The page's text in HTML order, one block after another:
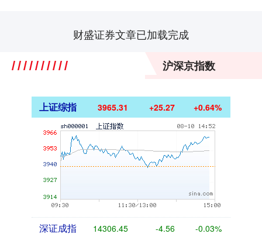
财盛证券文章已加载完成
沪深京指数
上证综指 3965.31 +25.27 +0.64%
深证成指 14306.45 -4.56 -0.03%